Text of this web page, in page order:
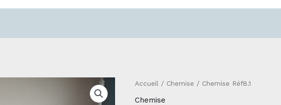
Accueil / Chemise / Chemise Réf8.1
Chemise
quantité
de